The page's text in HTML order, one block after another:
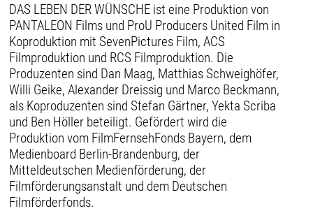
DAS LEBEN DER WÜNSCHE ist eine Produktion von
PANTALEON Films und ProU Producers United Film in
Koproduktion mit SevenPictures Film, ACS
Filmproduktion und RCS Filmproduktion. Die
Produzenten sind Dan Maag, Matthias Schweighöfer,
Willi Geike, Alexander Dreissig und Marco Beckmann,
als Koproduzenten sind Stefan Gärtner, Yekta Scriba
und Ben Höller beteiligt. Gefördert wird die
Produktion vom FilmFernsehFonds Bayern, dem
Medienboard Berlin-Brandenburg, der
Mitteldeutschen Medienförderung, der
Filmförderungsanstalt und dem Deutschen
Filmförderfonds.